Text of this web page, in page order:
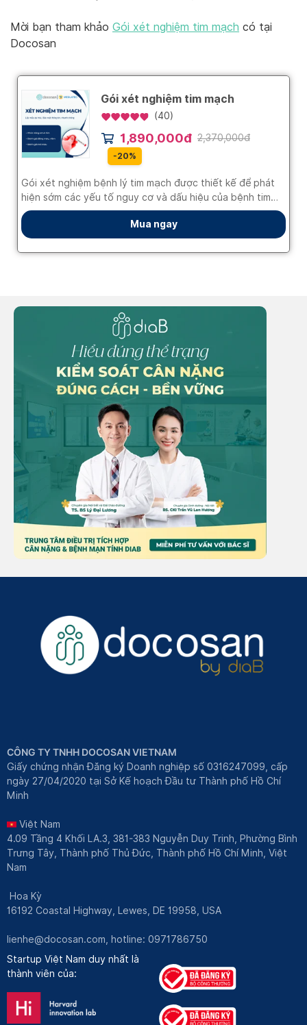
Mời bạn tham khảo Gói xét nghiệm tim mạch có tại
Docosan
CÔNG TY TNHH DOCOSAN VIETNAM
Giấy chứng nhận Đăng ký Doanh nghiệp số 0316247099, cấp
ngày 27/04/2020 tại Sở Kế hoạch Đầu tư Thành phố Hồ Chí
Minh
Việt Nam
4.09 Tầng 4 Khối LA.3, 381-383 Nguyễn Duy Trinh, Phường Bình
Trưng Tây, Thành phố Thủ Đức, Thành phố Hồ Chí Minh, Việt
Nam
Hoa Kỳ
16192 Coastal Highway, Lewes, DE 19958, USA
lienhe@docosan.com, hotline: 0971786750
Startup Việt Nam duy nhất là
thành viên của: